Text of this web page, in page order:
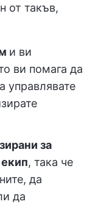
от такъв,
и ви
ви помага да
управлявате
за
, така че
да
да